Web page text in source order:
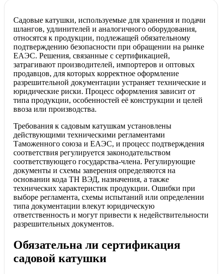
Садовые катушки, используемые для хранения и подачи
шлангов, удлинителей и аналогичного оборудования,
относятся к продукции, подлежащей обязательному
подтверждению безопасности при обращении на рынке
ЕАЭС. Решения, связанные с сертификацией,
затрагивают производителей, импортеров и оптовых
продавцов, для которых корректное оформление
разрешительной документации устраняет технические и
юридические риски. Процесс оформления зависит от
типа продукции, особенностей её конструкции и целей
ввоза или производства.
Требования к садовым катушкам установлены
действующими техническими регламентами
Таможенного союза и ЕАЭС, и процесс подтверждения
соответствия регулируется законодательством
соответствующего государства-члена. Регулирующие
документы и схемы заверения определяются на
основании кода ТН ВЭД, назначения, а также
технических характеристик продукции. Ошибки при
выборе регламента, схемы испытаний или определении
типа документации влекут юридическую
ответственность и могут привести к недействительности
разрешительных документов.
Обязательна ли сертификация
садовой катушки